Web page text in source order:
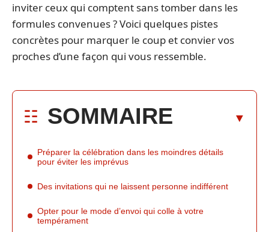
inviter ceux qui comptent sans tomber dans les
formules convenues ? Voici quelques pistes
concrètes pour marquer le coup et convier vos
proches d’une façon qui vous ressemble.
SOMMAIRE
Préparer la célébration dans les moindres détails
pour éviter les imprévus
Des invitations qui ne laissent personne indifférent
Opter pour le mode d’envoi qui colle à votre
tempérament